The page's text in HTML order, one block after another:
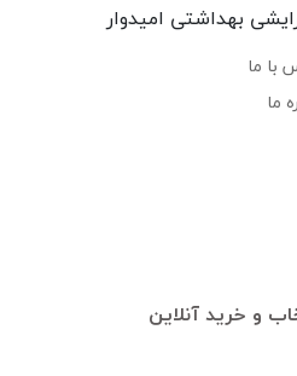
بهداشتی امیدوار
با ما
ما
و خرید آنلاین